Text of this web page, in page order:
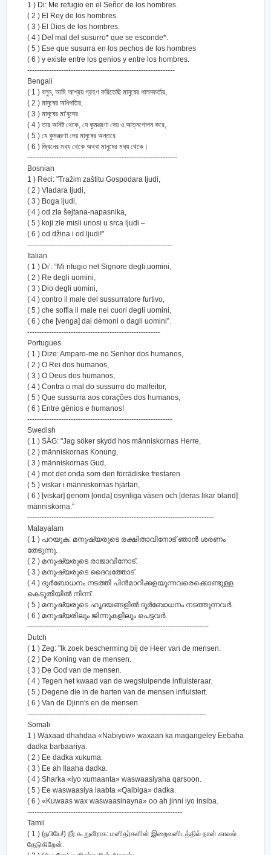
1 ) Di: Me refugio en el Señor de los hombres.
( 2 ) El Rey de los hombres.
( 3 ) El Dios de los hombres.
( 4 ) Del mal del susurro* que se esconde*.
( 5 ) Ese que susurra en los pechos de los hombres
( 6 ) y existe entre los genios y entre los hombres.
-------------------------------------------------------------
Bengali
( 1 ) বলুন, আমি আশ্রয় গ্রহণ করিতেছি মানুষের পালনকর্তার,
( 2 ) মানুষের অধিপতির,
( 3 ) মানুষের মা’বুদের
( 4 ) তার অনিষ্ট থেকে, যে কুমন্ত্রণা দেয় ও আত্নগোপন করে,
( 5 ) যে কুমন্ত্রণা দেয় মানুষের অন্তরে
( 6 ) জ্বিনের মধ্য থেকে অথবা মানুষের মধ্য থেকে।
--------------------------------------------------------------
Bosnian
1 ) Reci: "Tražim zaštitu Gospodara ljudi,
( 2 ) Vladara ljudi,
( 3 ) Boga ljudi,
( 4 ) od zla šejtana-napasnika,
( 5 ) koji zle misli unosi u srca ljudi –
( 6 ) od džina i od ljudi!"
------------------------------------------------------------
Italian
( 1 ) Di’: “Mi rifugio nel Signore degli uomini,
( 2 ) Re degli uomini,
( 3 ) Dio degli uomini,
( 4 ) contro il male del sussurratore furtivo,
( 5 ) che soffia il male nei cuori degli uomini,
( 6 ) che [venga] dai dèmoni o dagli uomini”.
-------------------------------------------------------
Portugues
( 1 ) Dize: Amparo-me no Senhor dos humanos,
( 2 ) O Rei dos humanos,
( 3 ) O Deus dos humanos,
( 4 ) Contra o mal do sussurro do malfeitor,
( 5 ) Que sussurra aos corações dos humanos,
( 6 ) Entre gênios e humanos!
------------------------------------------------------------
Swedish
( 1 ) SÄG: "Jag söker skydd hos människornas Herre,
( 2 ) människornas Konung,
( 3 ) människornas Gud,
( 4 ) mot det onda som den förrädiske frestaren
( 5 ) viskar i människornas hjärtan,
( 6 ) [viskar] genom [onda] osynliga väsen och [deras likar bland]
människorna."
-----------------------------------------------------------------------------
Malayalam
( 1 ) പറയുക: മനുഷ്യരുടെ രക്ഷിതാവിനോട് ഞാന്‍ ശരണം
തേടുന്നു.
( 2 ) മനുഷ്യരുടെ രാജാവിനോട്‌.
( 3 ) മനുഷ്യരുടെ ദൈവത്തോട്‌.
( 4 ) ദുര്‍ബോധനം നടത്തി പിന്‍മാറിക്കളയുന്നവരെക്കൊണ്ടുള്ള
കെടുതിയില്‍ നിന്ന്‌.
( 5 ) മനുഷ്യരുടെ ഹൃദയങ്ങളില്‍ ദുര്‍ബോധനം നടത്തുന്നവര്‍.
( 6 ) മനുഷ്യരിലും ജിന്നുകളിലും പെട്ടവര്‍.
---------------------------------------------------------------------------
Dutch
( 1 ) Zeg: "Ik zoek bescherming bij de Heer van de mensen.
( 2 ) De Koning van de mensen.
( 3 ) De God van de mensen.
( 4 ) Tegen het kwaad van de wegsluipende influisteraar.
( 5 ) Degene die in de harten van de mensen influistert.
( 6 ) Van de Djinn's en de mensen.
--------------------------------------------------------------------------
Somali
1 ) Waxaad dhahdaa «Nabiyow» waxaan ka magangeley Eebaha
dadka barbaariya.
( 2 ) Ee dadka xukuma.
( 3 ) Ee ah Ilaaha dadka.
( 4 ) Sharka «iyo xumaanta» waswaasiyaha qarsoon.
( 5 ) Ee waswaasiya laabta «Qalbiga» dadka.
( 6 ) «Kuwaas wax waswaasinayna» oo ah jinni iyo insiba.
----------------------------------------------------------------
Tamil
( 1 ) (நபியே!) நீர் கூறுவீராக: மனிதர்களின் இறைவனிடத்தில் நான் காவல்
தேடுகிறேன்.